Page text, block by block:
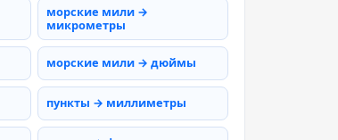
морские мили →
микрометры
морские мили → дюймы
пункты → миллиметры